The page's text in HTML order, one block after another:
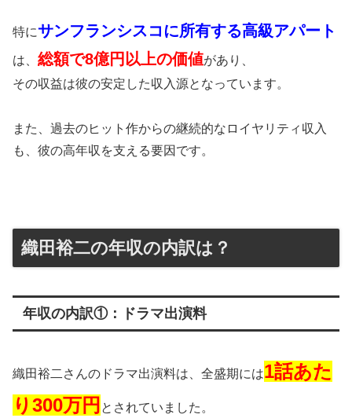
特にサンフランシスコに所有する高級アパート
は、 総額で8億円以上の価値があり、
その収益は彼の安定した収入源となっています。
また、過去のヒット作からの継続的なロイヤリティ収入
も、彼の高年収を支える要因です。
織田裕二の年収の内訳は？
年収の内訳①：ドラマ出演料
織田裕二さんのドラマ出演料は、全盛期には1話あた
り300万円 とされていました。